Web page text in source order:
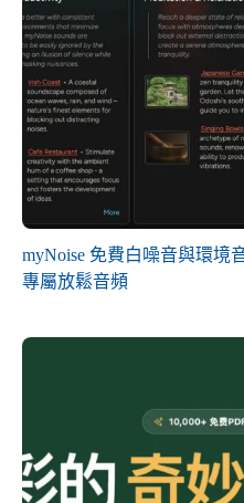
myNoise 免費白噪音與環境
專屬放鬆音頻